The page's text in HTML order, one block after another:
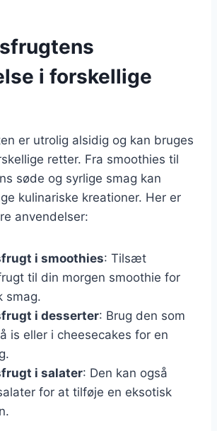
i forskellige
er utrolig alsidig og kan bruges
retter. Fra smoothies til
søde og syrlige smag kan
kulinariske kreationer. Her er
anvendelser:
i smoothies: Tilsæt
til din morgen smoothie for
smag.
i desserter: Brug den som
is eller i cheesecakes for en
i salater: Den kan også
for at tilføje en eksotisk